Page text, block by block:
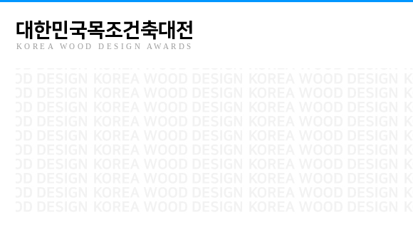
대한민국목조건축대전
KOREA WOOD DESIGN AWARDS